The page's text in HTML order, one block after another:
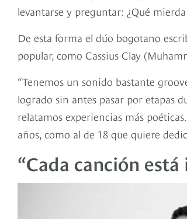
levantarse y preguntar: ¿Qué
De esta forma el dúo bogotano
popular, como Cassius Clay
“Tenemos un sonido bastante
logrado sin antes pasar por etapas
relatamos experiencias más
años, como al de 18 que quiere
“Cada canción